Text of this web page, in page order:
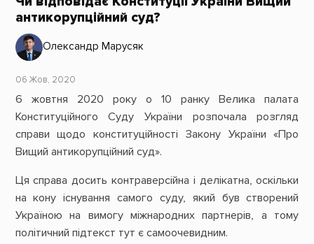
антикорупційний суд?
Олександр Марусяк
06 Жов, 2020
6 жовтня 2020 року о 10 ранку Велика палата
Конституційного Суду України розпочала розгляд
справи щодо конституційності Закону України «Про
Вищий антикорупційний суд».
Ця справа досить контраверсійна і делікатна, оскільки
на кону існування самого суду, який був створений
Україною на вимогу міжнародних партнерів, а тому
політичний підтекст тут є самоочевидним.